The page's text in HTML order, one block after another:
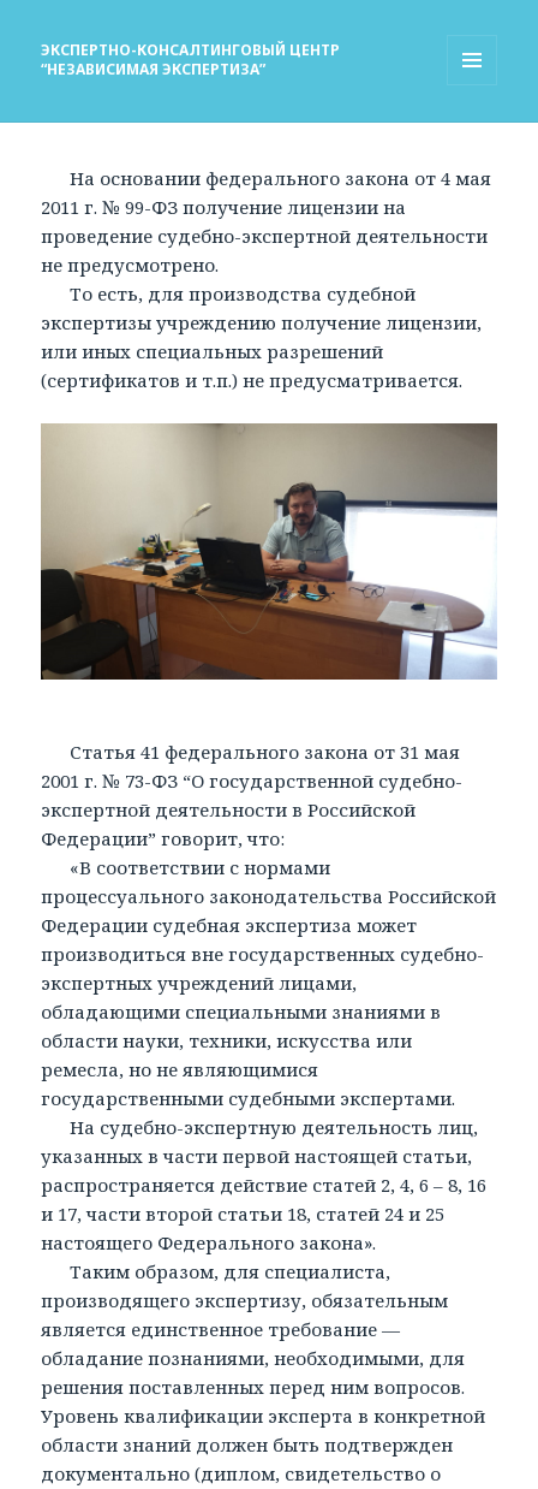
ЭКСПЕРТНО-КОНСАЛТИНГОВЫЙ ЦЕНТР
“НЕЗАВИСИМАЯ ЭКСПЕРТИЗА”
На основании федерального закона от 4 мая
2011 г. № 99-ФЗ получение лицензии на
проведение судебно-экспертной деятельности
не предусмотрено.
То есть, для производства судебной
экспертизы учреждению получение лицензии,
или иных специальных разрешений
(сертификатов и т.п.) не предусматривается.
Статья 41 федерального закона от 31 мая
2001 г. № 73-ФЗ “О государственной судебно-
экспертной деятельности в Российской
Федерации” говорит, что:
«В соответствии с нормами
процессуального законодательства Российской
Федерации судебная экспертиза может
производиться вне государственных судебно-
экспертных учреждений лицами,
обладающими специальными знаниями в
области науки, техники, искусства или
ремесла, но не являющимися
государственными судебными экспертами.
На судебно-экспертную деятельность лиц,
указанных в части первой настоящей статьи,
распространяется действие статей 2, 4, 6 – 8, 16
и 17, части второй статьи 18, статей 24 и 25
настоящего Федерального закона».
Таким образом, для специалиста,
производящего экспертизу, обязательным
является единственное требование —
обладание познаниями, необходимыми, для
решения поставленных перед ним вопросов.
Уровень квалификации эксперта в конкретной
области знаний должен быть подтвержден
документально (диплом, свидетельство о